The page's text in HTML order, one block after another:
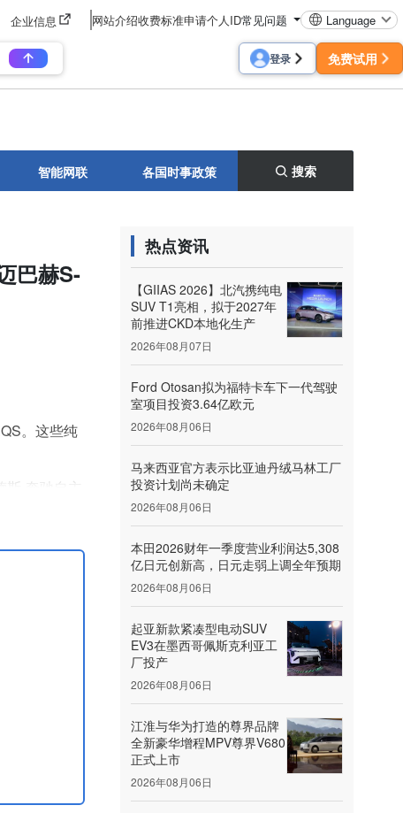
企业信息 网站介绍收费标准申请个人ID常见问题 Language
登录 免费试用
智能网联 各国时事政策 搜索
巴赫S-
。这些纯
-奔驰自主
热点资讯
【GIIAS 2026】北汽携纯电
SUV T1亮相，拟于2027年
前推进CKD本地化生产
2026年08月07日
Ford Otosan拟为福特卡车下一代驾驶
室项目投资3.64亿欧元
2026年08月06日
马来西亚官方表示比亚迪丹绒马林工厂
投资计划尚未确定
2026年08月06日
本田2026财年一季度营业利润达5,308
亿日元创新高，日元走弱上调全年预期
2026年08月06日
起亚新款紧凑型电动SUV
EV3在墨西哥佩斯克利亚工
厂投产
2026年08月06日
江淮与华为打造的尊界品牌
全新豪华增程MPV尊界V680
正式上市
2026年08月06日